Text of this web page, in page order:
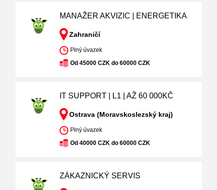
MANAŽER AKVIZIC | ENERGETIKA
Zahraničí
Plný úvazek
Od 45000 CZK do 60000 CZK
IT SUPPORT | L1 | AŽ 60 000KČ
Ostrava (Moravskoslezský kraj)
Plný úvazek
Od 40000 CZK do 60000 CZK
ZÁKAZNICKÝ SERVIS